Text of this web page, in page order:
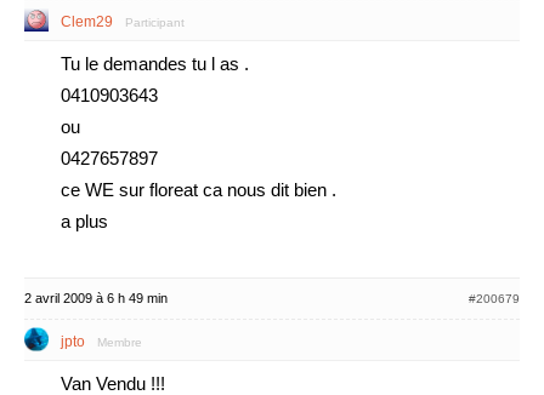
Clem29 Participant
Tu le demandes tu l as .
0410903643
ou
0427657897
ce WE sur floreat ca nous dit bien .
a plus
2 avril 2009 à 6 h 49 min #200679
jpto Membre
Van Vendu !!!